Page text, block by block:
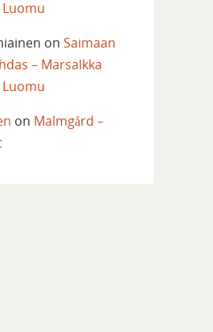
on Saimaan
– Marsalkka
on Malmgård –